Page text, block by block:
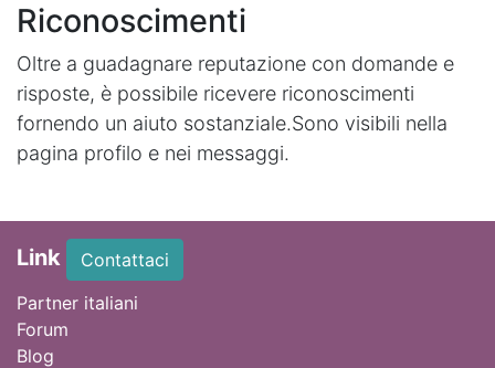
Riconoscimenti
Oltre a guadagnare reputazione con domande e
risposte, è possibile ricevere riconoscimenti
fornendo un aiuto sostanziale.Sono visibili nella
pagina profilo e nei messaggi.
Link
Contattaci
Partner italiani
Forum
Blog